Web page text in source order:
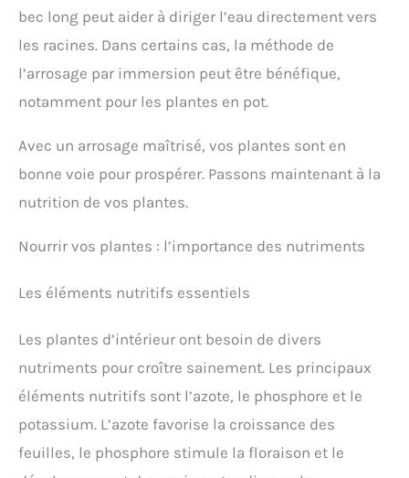
bec long peut aider à diriger l’eau directement vers
les racines. Dans certains cas, la méthode de
l’arrosage par immersion peut être bénéfique,
notamment pour les plantes en pot.
Avec un arrosage maîtrisé, vos plantes sont en
bonne voie pour prospérer. Passons maintenant à la
nutrition de vos plantes.
Nourrir vos plantes : l’importance des nutriments
Les éléments nutritifs essentiels
Les plantes d’intérieur ont besoin de divers
nutriments pour croître sainement. Les principaux
éléments nutritifs sont l’azote, le phosphore et le
potassium. L’azote favorise la croissance des
feuilles, le phosphore stimule la floraison et le